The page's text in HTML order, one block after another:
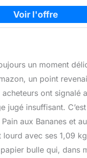
un moment
un point
ont signalé
jugé insuffisant.
aux Bananes et
avec ses 1,09
bulle qui, dans